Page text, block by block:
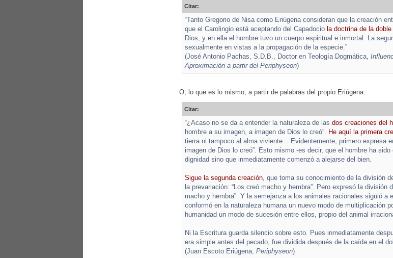
Citar:
“Tanto Gregorio de Nisa como Eriúgena consideran que la creación
que el Carolingio está aceptando del Capadocio la doctrina de la
Dios, y en ella el hombre tuvo un cuerpo espiritual e inmortal. La
sexualmente en vistas a la propagación de la especie.”
(José Antonio Pachas, S.D.B., Doctor en Teología Dogmática,
Aproximación a partir del Periphyseon)
O, lo que es lo mismo, a partir de palabras del propio Eriúgena:
Citar:
“¿Acaso no se da a entender la naturaleza de las dos creaciones del
hombre a su imagen, a imagen de Dios lo creó”. He aquí la primera
tierra ni tampoco al alma viviente... Evidentemente, primero expresa
imagen de Dios lo creó”. Esto mismo -es decir, que el hombre ha
dignidad sino que inmediatamente comenzó a alejarse del bien.
Sigue la segunda creación, que toma su conocimiento de la división
la prevariación: “Los creó macho y hembra”. Pero expresó la
macho y hembra”. Y la semejanza a los animales racionales siguió a
conformó en la naturaleza humana un nuevo modo de multiplicación
humanidad un modo de sucesión entre ellos, propio del animal
Ni la Escritura guarda silencio sobre esto. Pues inmediatamente
era simple antes del pecado, fue dividida después de la caída en el
(Juan Escoto Eriúgena, Periphyseon)